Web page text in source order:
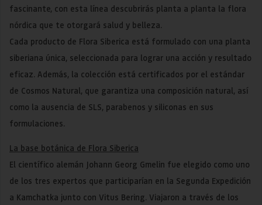
fascinante, con esta línea descubrirás planta a planta la flora
nórdica que te otorgará salud y belleza.
Cada producto de Flora Siberica está formulado con una planta
siberiana única, seleccionada para lograr una acción y resultado
eficaz. Además, la colección está certificados por el estándar
de Cosmos Natural, que garantiza una composición natural, así
como la ausencia de SLS, parabenos y siliconas en sus
formulaciones.
La base botánica de Flora Siberica
El científico alemán Johann Georg Gmelin fue elegido como uno
de los tres expertos que participarían en la Segunda Expedición
a Kamchatka junto con Vitus Bering. Viajaron a través de los